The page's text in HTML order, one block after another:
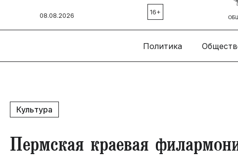
08.08.2026 16+
Политика
Культура
​Пермская краевая